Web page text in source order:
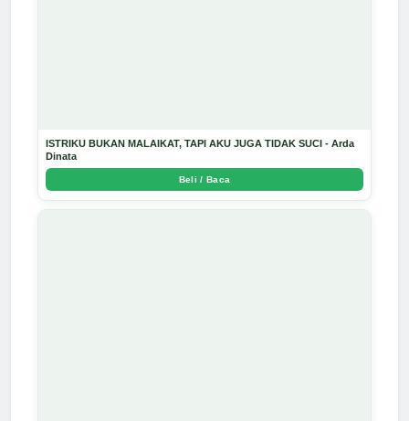
ISTRIKU BUKAN MALAIKAT, TAPI AKU JUGA TIDAK SUCI - Arda
Dinata
Beli / Baca